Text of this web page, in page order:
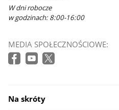
W dni robocze
w godzinach: 8:00-16:00
MEDIA SPOŁECZNOŚCIOWE:
Na skróty